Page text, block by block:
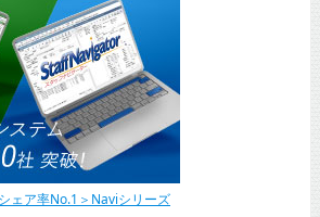
ェア率No.1＞Naviシリーズ